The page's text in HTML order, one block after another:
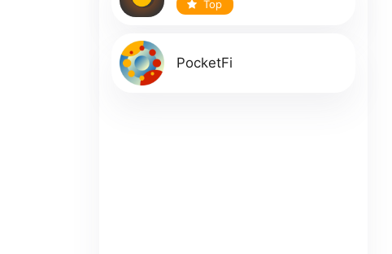
Top
PocketFi